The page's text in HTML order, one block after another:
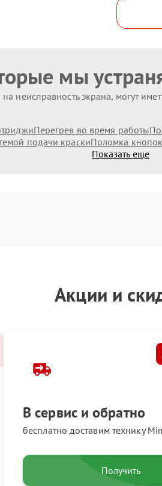
мы
неисправность экрана, могут
Перегрев во время работы
подачи краскиПоломка
Показать еще
Акции и
В сервис и обратно
бесплатно доставим технику
Получить